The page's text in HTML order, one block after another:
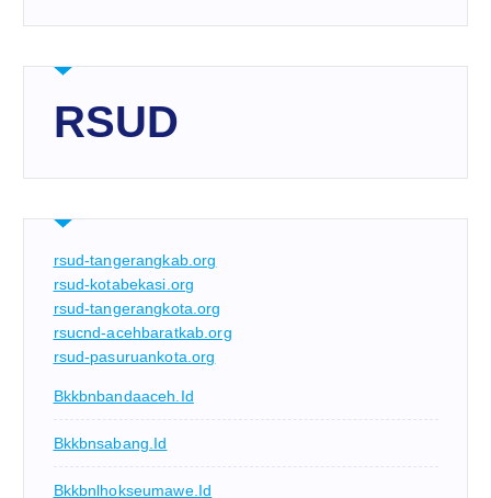
RSUD
rsud-tangerangkab.org
rsud-kotabekasi.org
rsud-tangerangkota.org
rsucnd-acehbaratkab.org
rsud-pasuruankota.org
Bkkbnbandaaceh.id
Bkkbnsabang.id
Bkkbnlhokseumawe.id